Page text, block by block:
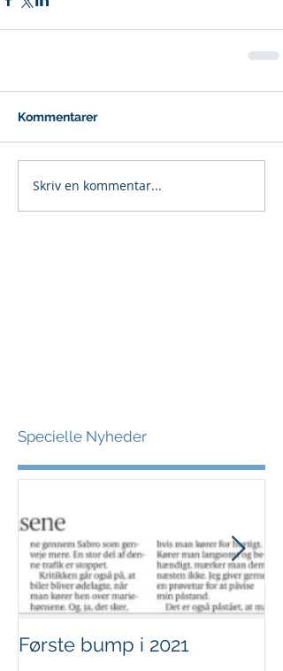
Kommentarer
Skriv en kommentar...
Specielle Nyheder
Første bump i 2021